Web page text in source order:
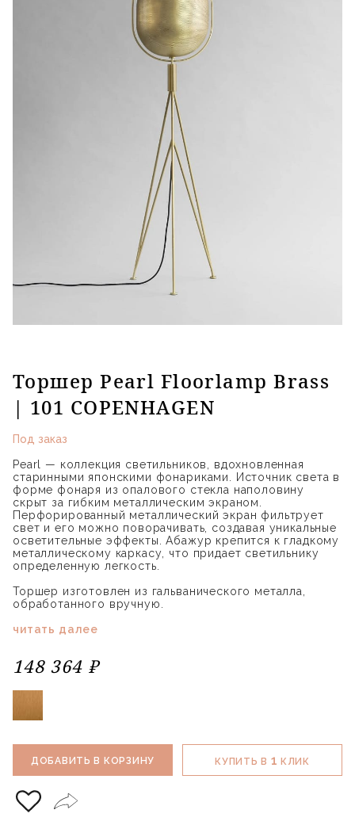
Торшер Pearl Floorlamp Brass
| 101 COPENHAGEN
Под заказ
Pearl — коллекция светильников, вдохновленная
старинными японскими фонариками. Источник света в
форме фонаря из опалового стекла наполовину
скрыт за гибким металлическим экраном.
Перфорированный металлический экран фильтрует
свет и его можно поворачивать, создавая уникальные
осветительные эффекты. Абажур крепится к гладкому
металлическому каркасу, что придает светильнику
определенную легкость.
Торшер изготовлен из гальванического металла,
обработанного вручную.
читать далее
148 364 ₽
ДОБАВИТЬ В КОРЗИНУ КУПИТЬ В 1 КЛИК